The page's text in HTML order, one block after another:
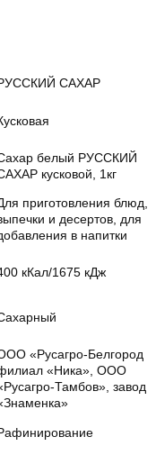
САХАР
белый РУССКИЙ
кусковой, 1кг
приготовления блюд,
и десертов, для
в напитки
кКал/1675 кДж
«Русагро-Белгород
«Ника», ООО
Тамбов», завод